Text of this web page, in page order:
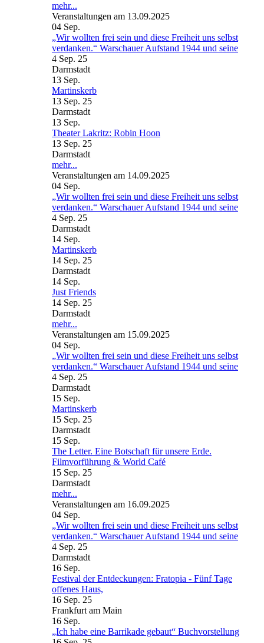
mehr...
Veranstaltungen am 13.09.2025
04 Sep.
„Wir wollten frei sein und diese Freiheit uns selbst
verdanken.“ Warschauer Aufstand 1944 und seine
4 Sep. 25
Darmstadt
13 Sep.
Martinskerb
13 Sep. 25
Darmstadt
13 Sep.
Theater Lakritz: Robin Hoon
13 Sep. 25
Darmstadt
mehr...
Veranstaltungen am 14.09.2025
04 Sep.
„Wir wollten frei sein und diese Freiheit uns selbst
verdanken.“ Warschauer Aufstand 1944 und seine
4 Sep. 25
Darmstadt
14 Sep.
Martinskerb
14 Sep. 25
Darmstadt
14 Sep.
Just Friends
14 Sep. 25
Darmstadt
mehr...
Veranstaltungen am 15.09.2025
04 Sep.
„Wir wollten frei sein und diese Freiheit uns selbst
verdanken.“ Warschauer Aufstand 1944 und seine
4 Sep. 25
Darmstadt
15 Sep.
Martinskerb
15 Sep. 25
Darmstadt
15 Sep.
The Letter. Eine Botschaft für unsere Erde.
Filmvorführung & World Café
15 Sep. 25
Darmstadt
mehr...
Veranstaltungen am 16.09.2025
04 Sep.
„Wir wollten frei sein und diese Freiheit uns selbst
verdanken.“ Warschauer Aufstand 1944 und seine
4 Sep. 25
Darmstadt
16 Sep.
Festival der Entdeckungen: Fratopia - Fünf Tage
offenes Haus,
16 Sep. 25
Frankfurt am Main
16 Sep.
„Ich habe eine Barrikade gebaut“ Buchvorstellung